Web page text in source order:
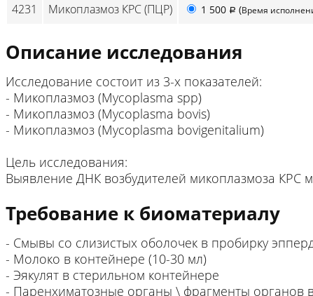
4231
Микоплазмоз КРС (ПЦР) 1 500 p (Время
Описание исследования
Исследование состоит из 3-х показателей:
- Микоплазмоз (Mycoplasma spp)
- Микоплазмоз (Mycoplasma bovis)
- Микоплазмоз (Mycoplasma bovigenitalium)
Цель исследования:
Выявление ДНК возбудителей микоплазмоза
Требование к биоматериалу
- Смывы со слизистых оболочек в пробирку
- Молоко в контейнере (10-30 мл)
- Эякулят в стерильном контейнере
- Паренхиматозные органы \ фрагменты органов